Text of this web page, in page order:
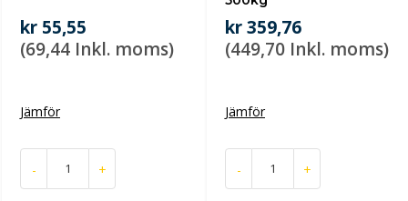
kr 55,55
(69,44 Inkl. moms)
Jämför
- +
kr 359,76
(449,70 Inkl. moms)
Jämför
- +